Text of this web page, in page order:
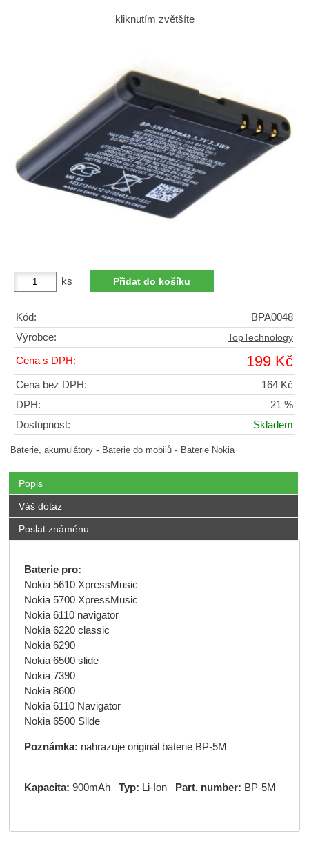
kliknutím zvětšíte
ks
Kód:
BPA0048
Výrobce:
TopTechnology
Cena s DPH: 199 Kč
Cena bez DPH:
164 Kč
DPH:
21 %
Dostupnost:
Skladem
Baterie, akumulátory - Baterie do mobilů - Baterie Nokia
Popis
Váš dotaz
Poslat známénu
Baterie pro:
Nokia 5610 XpressMusic
Nokia 5700 XpressMusic
Nokia 6110 navigator
Nokia 6220 classic
Nokia 6290
Nokia 6500 slide
Nokia 7390
Nokia 8600
Nokia 6110 Navigator
Nokia 6500 Slide
Poznámka: nahrazuje originál baterie BP-5M
Kapacita: 900mAh Typ: Li-Ion Part. number: BP-5M